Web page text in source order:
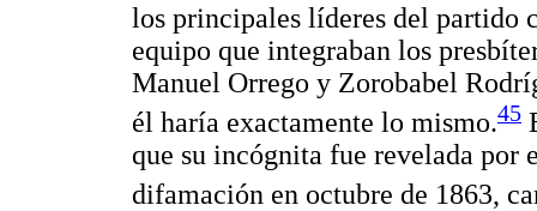
los principales líderes del partido
equipo que integraban los
Manuel Orrego y Zorobabel
él haría exactamente lo mismo.45
que su incógnita fue revelada por
difamación en octubre de 1863,